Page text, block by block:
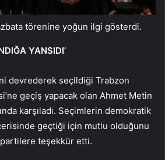
törenine yoğun ilgi gösterdi.
YANSIDI’
devrederek seçildiği Trabzon
geçiş yapacak olan Ahmet Metin
karşıladı. Seçimlerin demokratik
geçtiği için mutlu olduğunu
teşekkür etti.